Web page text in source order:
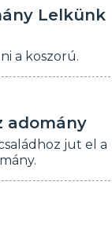
Lelkünk
a koszorú.
adomány
jut el a